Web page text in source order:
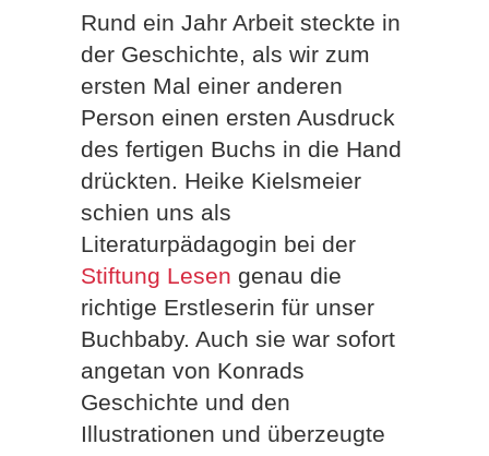
Rund ein Jahr Arbeit steckte in
der Geschichte, als wir zum
ersten Mal einer anderen
Person einen ersten Ausdruck
des fertigen Buchs in die Hand
drückten. Heike Kielsmeier
schien uns als
Literaturpädagogin bei der
Stiftung Lesen genau die
richtige Erstleserin für unser
Buchbaby. Auch sie war sofort
angetan von Konrads
Geschichte und den
Illustrationen und überzeugte